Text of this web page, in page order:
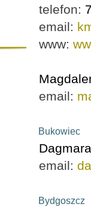
telefon:
email:
www:
email:
Bukowiec
email:
Bydgoszcz